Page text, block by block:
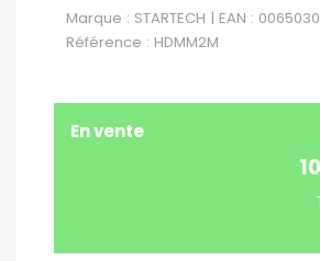
Marque : STARTECH | EAN :
Référence : HDMM2M
En vente